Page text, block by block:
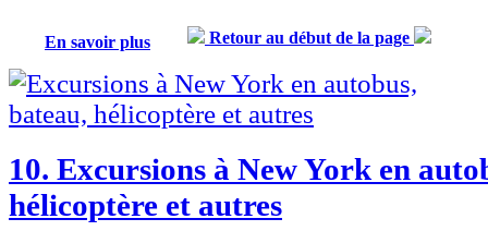
En savoir plus Retour au début de la page
10. Excursions à New York en
hélicoptère et autres